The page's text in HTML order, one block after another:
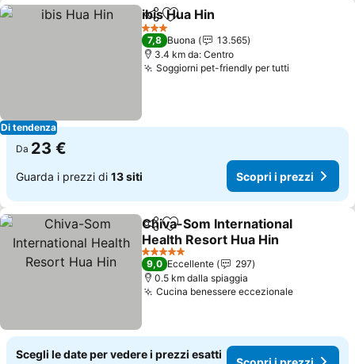
Di tendenza
CondividiAggiungi ai preferiti
ibis Hua Hin
3 Stelle
7,8 Buona
13.565
3.4 km da: Centro
Soggiorni pet-friendly per tutti
Da 23 €
Guarda i prezzi di 13 siti Scopri i prezzi
CondividiAggiungi ai preferiti
Chiva-Som International
Health Resort Hua Hin
5 Stelle
9,0 Eccellente
297
0.5 km dalla spiaggia
Cucina benessere eccezionale
Scegli le date per vedere i prezzi esatti